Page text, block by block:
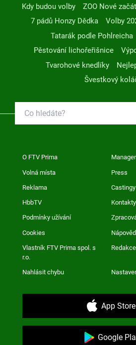
Kdy budou volby
ZOO Nové
7 pádů Honzy Dědka
Volby
Tatarák podle Pohlreicha
Pěstování lichořeřišnice
Tvarohové knedlíky
Švestkový
O FTV Prima
Volná místa Press
Reklama
HbbTV Kontakty
Podmínky užívání
Cookies
Vlastník FTV Prima spol. s
r.o.
Redakce
Nahlásit chybu
App Store
Google